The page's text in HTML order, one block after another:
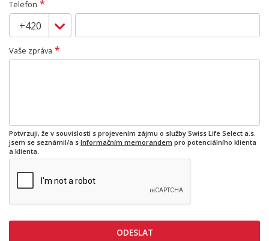
Telefon *
Vaše zpráva *
Potvrzuji, že v souvislosti s projevením zájmu o služby Swiss Life Select a.s.
jsem se seznámil/a s Informačním memorandem pro potenciálního klienta
a klienta.
ODESLAT